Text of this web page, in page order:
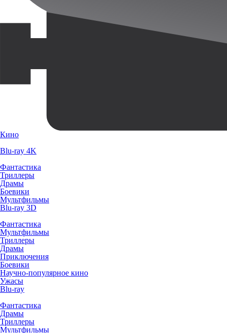
Кино
Blu-ray 4K
Фантастика
Триллеры
Драмы
Боевики
Мультфильмы
Blu-ray 3D
Фантастика
Мультфильмы
Триллеры
Драмы
Приключения
Боевики
Научно-популярное кино
Ужасы
Blu-ray
Фантастика
Драмы
Триллеры
Мультфильмы